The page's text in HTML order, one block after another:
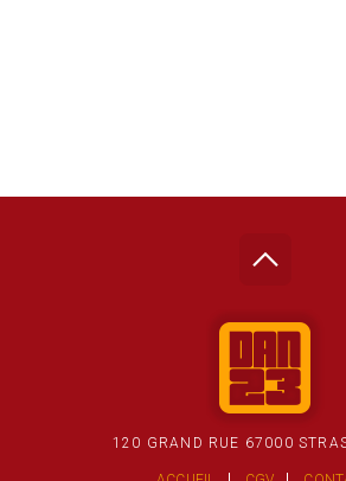
120 GRAND RUE 67000